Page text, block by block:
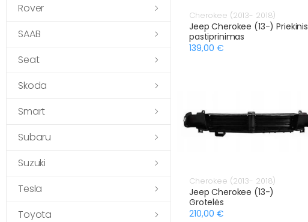
Rover
SAAB
Seat
Skoda
Smart
Subaru
Suzuki
Tesla
Toyota
Cherokee (2013- 2018)
Jeep Cherokee (13-) Priekinis
pastiprinimas
139,00 €
Cherokee (2013- 2018)
Jeep Cherokee (13-)
Grotelės
210,00 €